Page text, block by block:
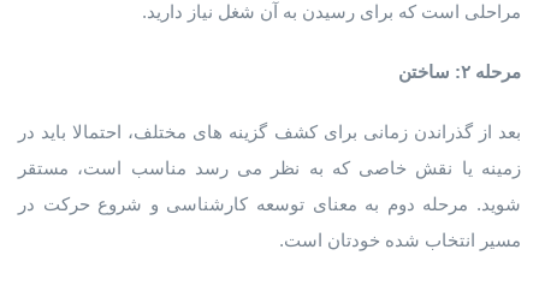
مراحلی است که برای رسیدن به آن شغل نیاز دارید.
مرحله ۲: ساختن
بعد از گذراندن زمانی برای کشف گزینه های مختلف، احتمالا باید در
زمینه یا نقش خاصی که به نظر می رسد مناسب است، مستقر
شوید. مرحله دوم به معنای توسعه کارشناسی و شروع حرکت در
مسیر انتخاب شده خودتان است.